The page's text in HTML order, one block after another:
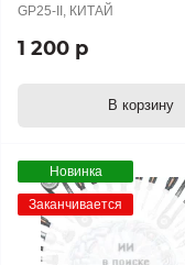
GP25-II, КИТАЙ
1 200 р
В корзину
Новинка
Заканчивается